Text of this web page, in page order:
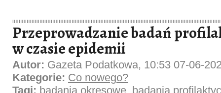
Przeprowadzanie badań
w czasie epidemii
Autor: Gazeta Podatkowa, 10:53 07-06-
Kategorie: Co nowego?
Tagi: badania okresowe badania